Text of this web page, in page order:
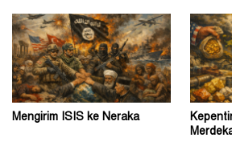
Mengirim ISIS ke Neraka